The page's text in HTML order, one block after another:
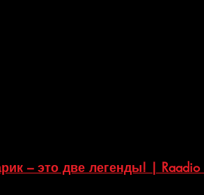
– это две легенды! | Raadio